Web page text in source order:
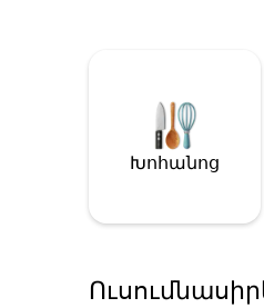
Խոհանոց